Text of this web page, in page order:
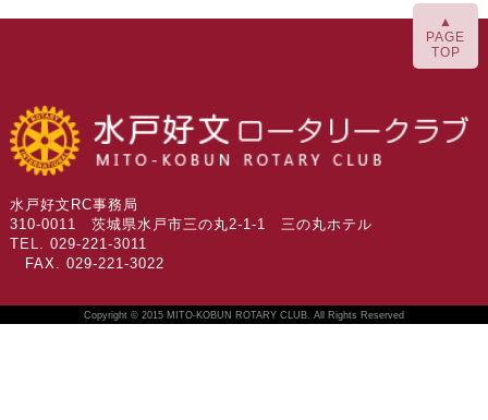
▲
PAGE
TOP
水戸好文RC事務局
310-0011 茨城県水戸市三の丸2-1-1 三の丸ホテル
TEL. 029-221-3011
FAX. 029-221-3022
Copyright © 2015 MITO-KOBUN ROTARY CLUB. All Rights Reserved